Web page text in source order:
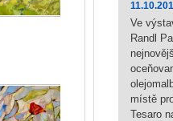
Ve
Randl
místě
Tesaro